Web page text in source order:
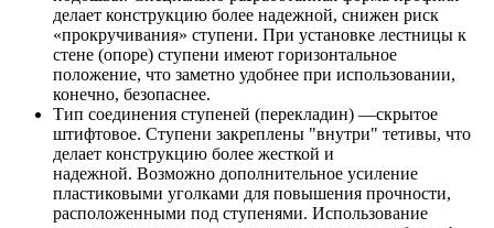
делает конструкцию более надежной, снижен риск
«прокручивания» ступени. При установке лестницы к
стене (опоре) ступени имеют горизонтальное
положение, что заметно удобнее при использовании,
конечно, безопаснее.
Тип соединения ступеней (перекладин) —скрытое
штифтовое. Ступени закреплены "внутри" тетивы, что
делает конструкцию более жесткой и
надежной. Возможно дополнительное усиление
пластиковыми уголками для повышения прочности,
расположенными под ступенями. Использование